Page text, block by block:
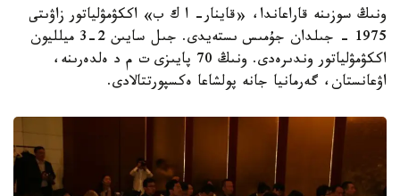
ونىڭ سوزىنە قاراعاندا، «قاينار- ا ك ب» اككۋمۋلياتور زاۋىتى
1975 - جىلدان جۇمىس ىستەيدى. جىل سايىن 2-3 ميلليون
اككۋمۋلياتور وندىرەدى. ونىڭ 70 پايىزى ت م د ەلدەرىنە،
اۋعانستان، گەرمانيا جانە پولشاعا ەكسپورتتالادى.